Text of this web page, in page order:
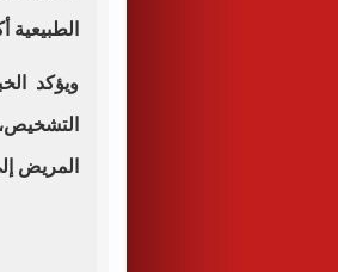
الطبيعية
ويؤكد
المريض